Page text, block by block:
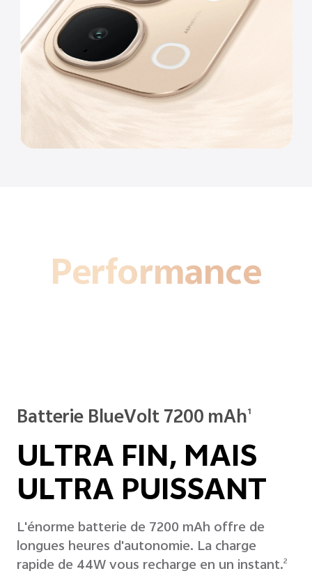
Performance
Batterie BlueVolt 7200 mAh1
ULTRA FIN, MAIS
ULTRA PUISSANT
L'énorme batterie de 7200 mAh offre de
longues heures d'autonomie. La charge
rapide de 44W vous recharge en un instant.2